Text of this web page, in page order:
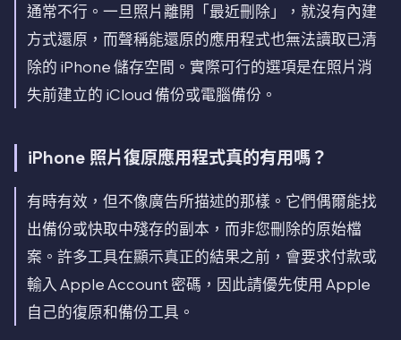
通常不行。一旦照片離開「最近刪除」，就沒有內建
方式還原，而聲稱能還原的應用程式也無法讀取已清
除的 iPhone 儲存空間。實際可行的選項是在照片消
失前建立的 iCloud 備份或電腦備份。
iPhone 照片復原應用程式真的有用嗎？
有時有效，但不像廣告所描述的那樣。它們偶爾能找
出備份或快取中殘存的副本，而非您刪除的原始檔
案。許多工具在顯示真正的結果之前，會要求付款或
輸入 Apple Account 密碼，因此請優先使用 Apple
自己的復原和備份工具。